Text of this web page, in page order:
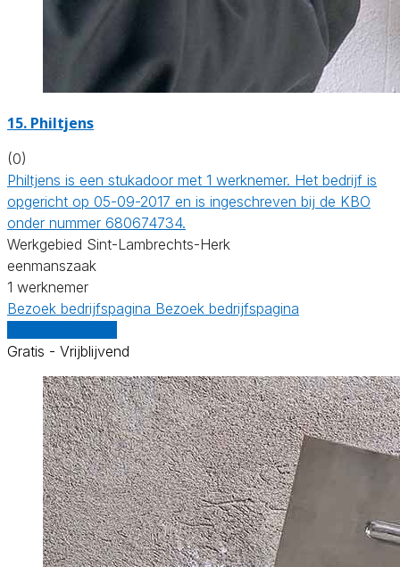
15. Philtjens
(0)
Philtjens is een stukadoor met 1 werknemer. Het bedrijf is
opgericht op 05-09-2017 en is ingeschreven bij de KBO
onder nummer 680674734.
Werkgebied Sint-Lambrechts-Herk
eenmanszaak
1 werknemer
Bezoek bedrijfspagina Bezoek bedrijfspagina
Gratis - Vrijblijvend